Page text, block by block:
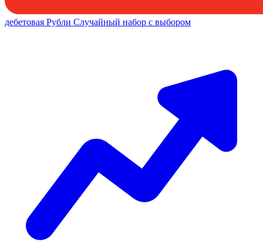
дебетовая Рубли Случайный набор с выбором